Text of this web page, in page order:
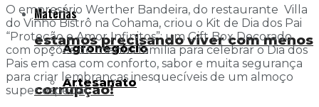
Matérias
Agronegócio
Artesanato
estamos precisando viver com menos
corrupção!
O empresário Werther Bandeira, do restaurante Villa
do Vinho Bistrô na Cohama, criou o Kit de Dia dos Pai
“Proteção e Amor Infinitos”; um Gift Box Decorado
com opções de menus família para celebrar o Dia dos
Pais em casa com conforto, sabor e muita segurança
para criar lembranças inesquecíveis de um almoço
super especial.